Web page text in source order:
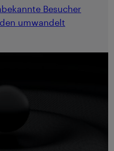
Besucher
umwandelt